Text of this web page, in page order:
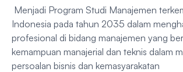
Menjadi Program Studi Manajemen
Indonesia pada tahun 2035 dalam
profesional di bidang manajemen yang
kemampuan manajerial dan teknis dalam
persoalan bisnis dan kemasyarakatan